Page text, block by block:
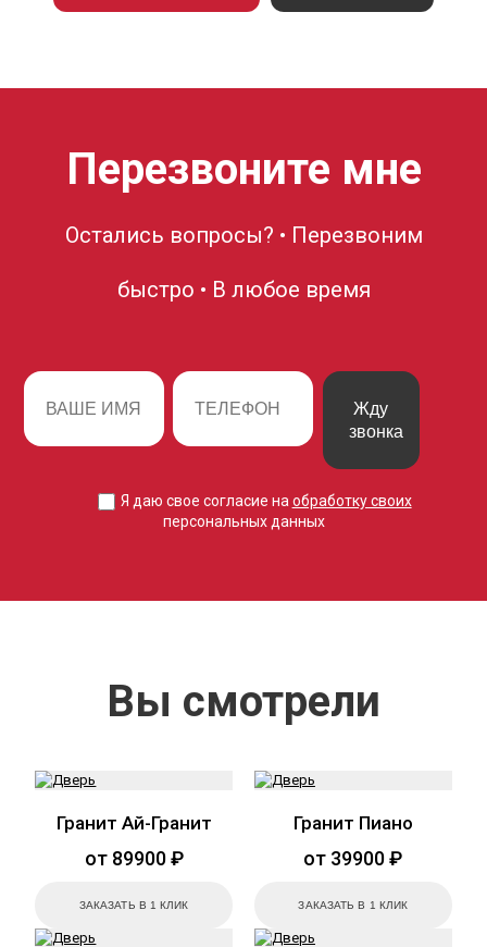
Перезвоните мне
Остались вопросы? • Перезвоним
быстро • В любое время
Жду
звонка
Я даю свое согласие на обработку своих
персональных данных
Вы смотрели
Гранит Ай-Гранит
от 89900 ₽
ЗАКАЗАТЬ В 1 КЛИК
Гранит Пиано
от 39900 ₽
ЗАКАЗАТЬ В 1 КЛИК